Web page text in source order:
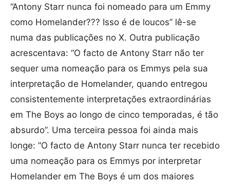
“Antony Starr nunca foi nomeado para um Emmy
como Homelander??? Isso é de loucos” lê-se
numa das publicações no X. Outra publicação
acrescentava: “O facto de Antony Starr não ter
sequer uma nomeação para os Emmys pela sua
interpretação de Homelander, quando entregou
consistentemente interpretações extraordinárias
em The Boys ao longo de cinco temporadas, é tão
absurdo”. Uma terceira pessoa foi ainda mais
longe: “O facto de Antony Starr nunca ter recebido
uma nomeação para os Emmys por interpretar
Homelander em The Boys é um dos maiores